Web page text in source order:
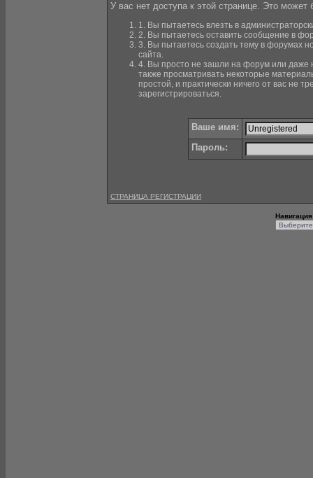
У вас нет доступа к этой странице. Это
1. Вы пытаетесь влезть в
2. Вы пытаетесь оставить сообщение в
3. Вы пытаетесь создать тему в форумах
сайта.
4. Вы просто не зашли на форум или даже
также просматривать некоторые
простой, и практически ничего от вас не
зарегистрироваться.
Ваше имя:
Пароль:
СТРАНИЦА РЕГИСТРАЦИИ